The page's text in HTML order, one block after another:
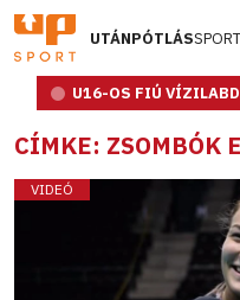
UTÁNPÓTLÁSSPORT
U16-OS FIÚ
CÍMKE: ZSOMBÓK
VIDEÓ